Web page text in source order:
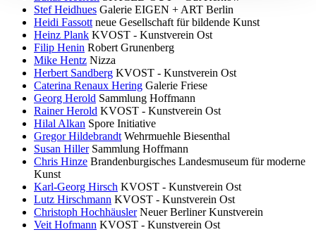
Stef Heidhues Galerie EIGEN + ART Berlin
Heidi Fassott neue Gesellschaft für bildende Kunst
Heinz Plank KVOST - Kunstverein Ost
Filip Henin Robert Grunenberg
Mike Hentz Nizza
Herbert Sandberg KVOST - Kunstverein Ost
Caterina Renaux Hering Galerie Friese
Georg Herold Sammlung Hoffmann
Rainer Herold KVOST - Kunstverein Ost
Hilal Alkan Spore Initiative
Gregor Hildebrandt Wehrmuehle Biesenthal
Susan Hiller Sammlung Hoffmann
Chris Hinze Brandenburgisches Landesmuseum für moderne
Kunst
Karl-Georg Hirsch KVOST - Kunstverein Ost
Lutz Hirschmann KVOST - Kunstverein Ost
Christoph Hochhäusler Neuer Berliner Kunstverein
Veit Hofmann KVOST - Kunstverein Ost